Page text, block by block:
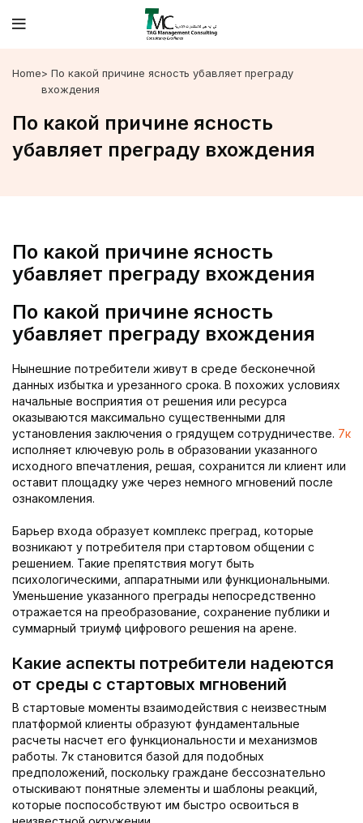
Home> По какой причине ясность убавляет преграду
вхождения
По какой причине ясность
убавляет преграду вхождения
По какой причине ясность
убавляет преграду вхождения
По какой причине ясность
убавляет преграду вхождения
Нынешние потребители живут в среде бесконечной
данных избытка и урезанного срока. В похожих условиях
начальные восприятия от решения или ресурса
оказываются максимально существенными для
установления заключения о грядущем сотрудничестве. 7к
исполняет ключевую роль в образовании указанного
исходного впечатления, решая, сохранится ли клиент или
оставит площадку уже через немного мгновений после
ознакомления.
Барьер входа образует комплекс преград, которые
возникают у потребителя при стартовом общении с
решением. Такие препятствия могут быть
психологическими, аппаратными или функциональными.
Уменьшение указанного преграды непосредственно
отражается на преобразование, сохранение публики и
суммарный триумф цифрового решения на арене.
Какие аспекты потребители надеются
от среды с стартовых мгновений
В стартовые моменты взаимодействия с неизвестным
платформой клиенты образуют фундаментальные
расчеты насчет его функциональности и механизмов
работы. 7к становится базой для подобных
предположений, поскольку граждане бессознательно
отыскивают понятные элементы и шаблоны реакций,
которые поспособствуют им быстро освоиться в